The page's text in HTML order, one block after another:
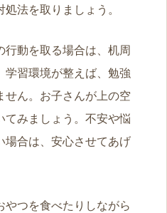
法を取りましょう。
行動を取る場合は、机周
学習環境が整えば、勉強
せん。お子さんが上の空
てみましょう。不安や悩
場合は、安心させてあげ
やつを食べたりしながら